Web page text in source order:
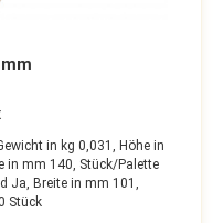
in kg 0,031, Höhe in
in mm 140, Stück/Palette
Ja, Breite in mm 101,
Stück